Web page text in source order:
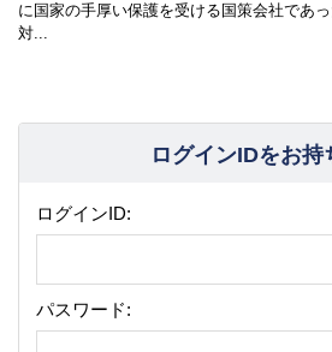
に国家の手厚い保護を受ける国策会社であ
対...
ログインIDをお持
ログインID:
パスワード: